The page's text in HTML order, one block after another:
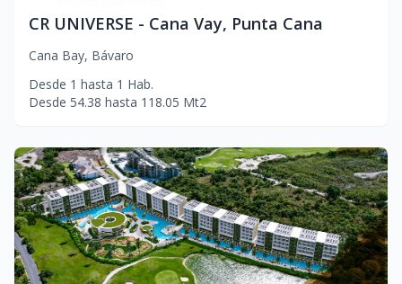
CR UNIVERSE - Cana Vay, Punta Cana
Cana Bay, Bávaro
Desde 1 hasta 1 Hab.
Desde 54.38 hasta 118.05 Mt2